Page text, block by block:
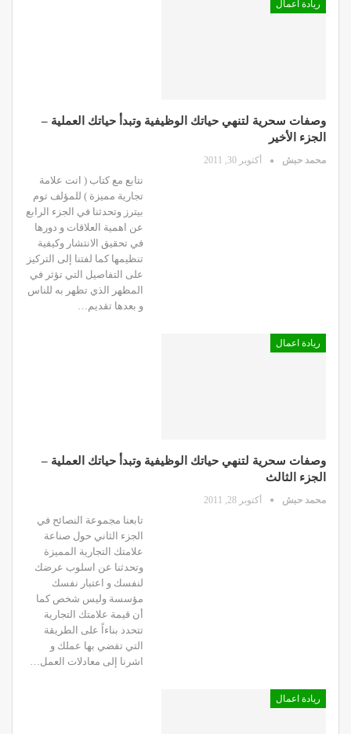
ريادة اعمال
وصفات سحرية لتنهي حياتك الوظيفية وتبدأ حياتك العملية –
الجزء الأخير
محمد حبش أكتوبر 30, 2011
نتابع مع كتاب ( انت علامة
تجارية مميزة ) للمؤلف توم
بيترز وتحدثنا في الجزء الرابع
عن اهمية العلاقات و دورها
في تحقيق الانتشار وكيفية
تنظيمها كما لفتنا إلى التركيز
على التفاصيل التي تؤثر في
المظهر الذي تظهر به للناس
و بعدها تقديم…
ريادة اعمال
وصفات سحرية لتنهي حياتك الوظيفية وتبدأ حياتك العملية –
الجزء الثالث
محمد حبش أكتوبر 28, 2011
تابعنا مجموعة النصائح في
الجزء الثاني حول صناعة
علامتك التجارية المميزة
وتحدثنا عن اسلوب عرضك
لنفسك و اعتبار نفسك
مؤسسة وليس شخص كما
أن قيمة علامتك التجارية
تتحدد بناءاً على الطريقة
التي تقضي بها عملك و
اشرنا إلى معادلات العمل…
ريادة اعمال